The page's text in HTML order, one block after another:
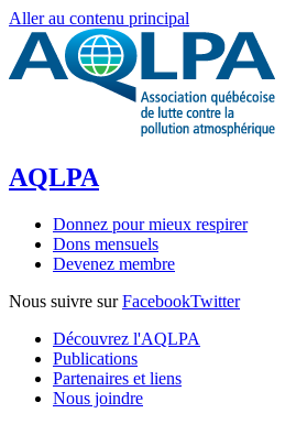
Aller au contenu principal
AQLPA
Donnez pour mieux respirer
Dons mensuels
Devenez membre
Nous suivre surFacebookTwitter
Découvrez l'AQLPA
Publications
Partenaires et liens
Nous joindre